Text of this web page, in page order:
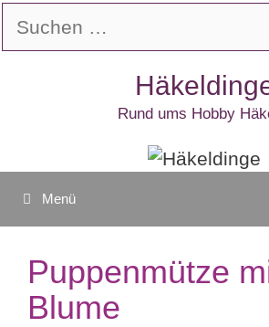
Inhalt
Suchen
Rund ums Hobby
Menü
Puppenmütze
Blume